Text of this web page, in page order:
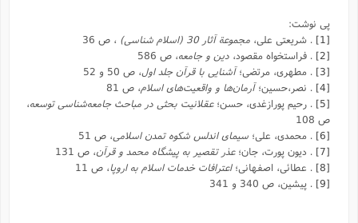
پی نوشت:
. شریعتی علی،مجموعة آثار 30 (اسلام شناسی)
، ص 36
. فراستخواه مقصود،دین و جامعه، ص 586
. مطهری، مرتضی؛آشنایی با قرآن جلد اول ، ص 50 و 52
. نصر،حسین؛آرمان‌ها و واقعیت‌های اسلام، ص 81
. رحیم پورازغدی، حسن؛عقلانیت بحثی در مباحث جامعه‌شناسی توسعه،
ص 108
. محمدی، علی؛سیمای اندلس شکوه تمدن اسلامی، ص 51
. دیون پورت، جان؛عذر تقصیر به پیشگاه محمد و قرآن، ص 131
. عطائی، اصفهانی؛اعترافات خدمات اسلام به اروپا، ص 11
. پیشین، ص 340 و 341